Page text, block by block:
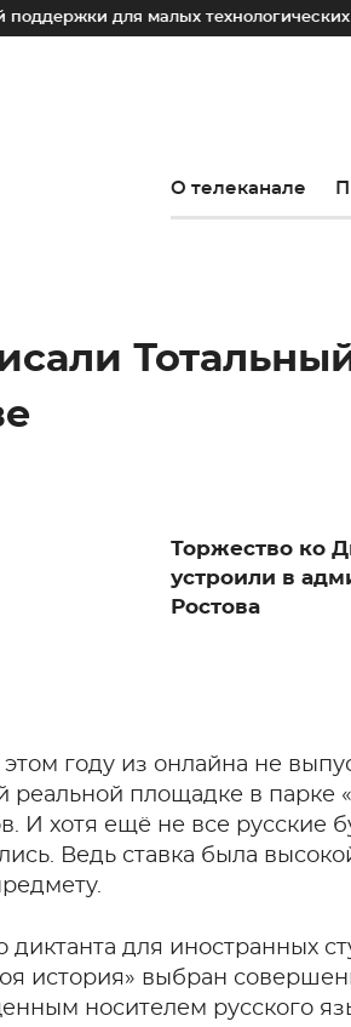
малых технологических компаний
О телеканале
Торжество ко
устроили в
Ростова
году из онлайна не
реальной площадке в парке
И хотя ещё не все русские
Ведь ставка была
для иностранных
история» выбран
носителем русского